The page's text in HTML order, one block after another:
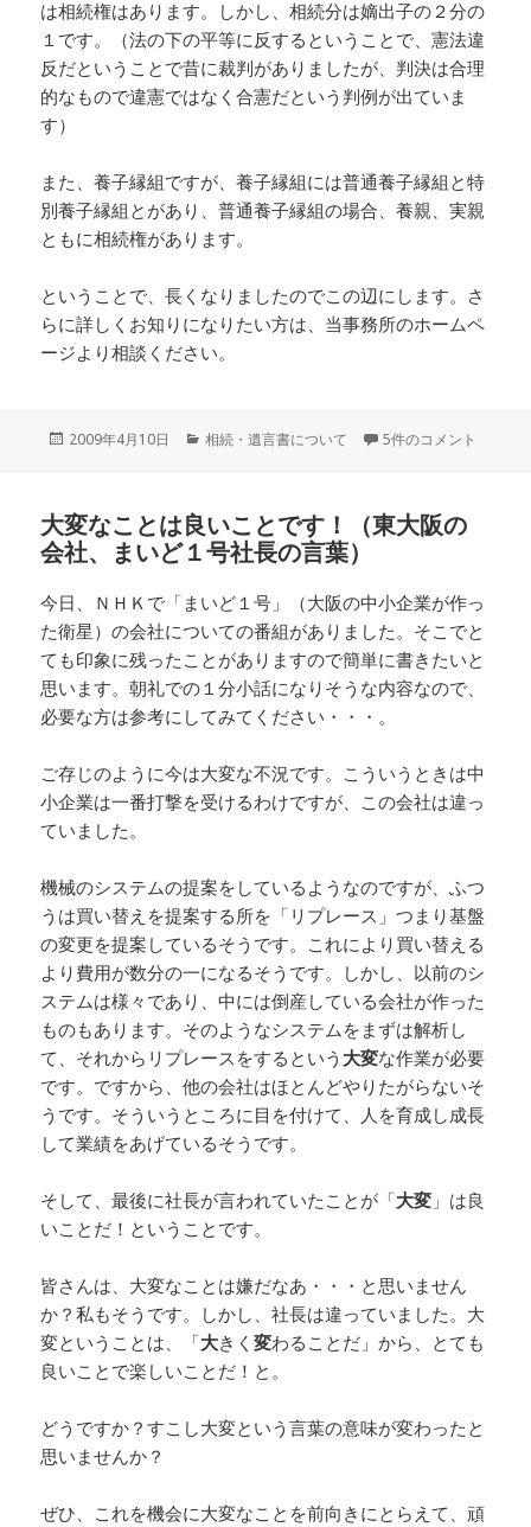
は相続権はあります。しかし、相続分は嫡出子の２分の
１です。（法の下の平等に反するということで、憲法違
反だということで昔に裁判がありましたが、判決は合理
的なもので違憲ではなく合憲だという判例が出ていま
す）
また、養子縁組ですが、養子縁組には普通養子縁組と特
別養子縁組とがあり、普通養子縁組の場合、養親、実親
ともに相続権があります。
ということで、長くなりましたのでこの辺にします。さ
らに詳しくお知りになりたい方は、当事務所のホームペ
ージより相談ください。
投
2009年4月10日
カ
ー
相続・遺言書について 5件のコメント
大変なことは良いことです！（東大阪の
会社、まいど１号社長の言葉）
今日、ＮＨＫで「まいど１号」（大阪の中小企業が作っ
た衛星）の会社についての番組がありました。そこでと
ても印象に残ったことがありますので簡単に書きたいと
思います。朝礼での１分小話になりそうな内容なので、
必要な方は参考にしてみてください・・・。
ご存じのように今は大変な不況です。こういうときは中
小企業は一番打撃を受けるわけですが、この会社は違っ
ていました。
機械のシステムの提案をしているようなのですが、ふつ
うは買い替えを提案する所を「リプレース」つまり基盤
の変更を提案しているそうです。これにより買い替える
より費用が数分の一になるそうです。しかし、以前のシ
ステムは様々であり、中には倒産している会社が作った
ものもあります。そのようなシステムをまずは解析し
て、それからリプレースをするという 大変な作業が必要
です。ですから、他の会社はほとんどやりたがらないそ
うです。そういうところに目を付けて、人を育成し成長
して業績をあげているそうです。
そして、最後に社長が言われていたことが「大変 」は良
いことだ！ということです。
皆さんは、大変なことは嫌だなあ・・・と思いません
か？私もそうです。しかし、社長は違っていました。大
変ということは、「大きく変わることだ」から、とても
良いことで楽しいことだ！と。
どうですか？すこし大変という言葉の意味が変わったと
思いませんか？
ぜひ、これを機会に大変なことを前向きにとらえて、頑